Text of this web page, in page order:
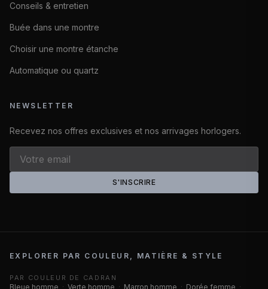
Conseils & entretien
Buée dans une montre
Choisir une montre étanche
Automatique ou quartz
NEWSLETTER
Recevez nos offres exclusives et nos arrivages horlogers.
S'INSCRIRE
EXPLORER PAR COULEUR, MATIÈRE & STYLE
PAR COULEUR DE CADRAN
Bleue homme · Verte homme · Marron homme · Dorée femme ·